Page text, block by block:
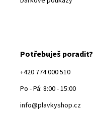
Potřebuješ poradit?
+420 774 000 510
Po - Pá: 8:00 - 15:00
info@plavkyshop.cz